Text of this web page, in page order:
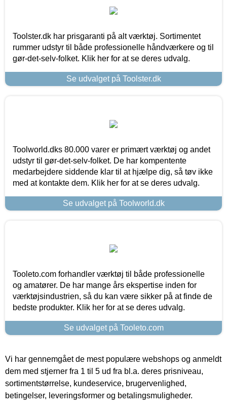
Toolster.dk har prisgaranti på alt værktøj. Sortimentet
rummer udstyr til både professionelle håndværkere og til
gør-det-selv-folket. Klik her for at se deres udvalg.
Se udvalget på Toolster.dk
Toolworld.dks 80.000 varer er primært værktøj og andet
udstyr til gør-det-selv-folket. De har kompentente
medarbejdere siddende klar til at hjælpe dig, så tøv ikke
med at kontakte dem. Klik her for at se deres udvalg.
Se udvalget på Toolworld.dk
Tooleto.com forhandler værktøj til både professionelle
og amatører. De har mange års ekspertise inden for
værktøjsindustrien, så du kan være sikker på at finde de
bedste produkter. Klik her for at se deres udvalg.
Se udvalget på Tooleto.com
Vi har gennemgået de mest populære webshops og anmeldt
dem med stjerner fra 1 til 5 ud fra bl.a. deres prisniveau,
sortimentstørrelse, kundeservice, brugervenlighed,
betingelser, leveringsformer og betalingsmuligheder.